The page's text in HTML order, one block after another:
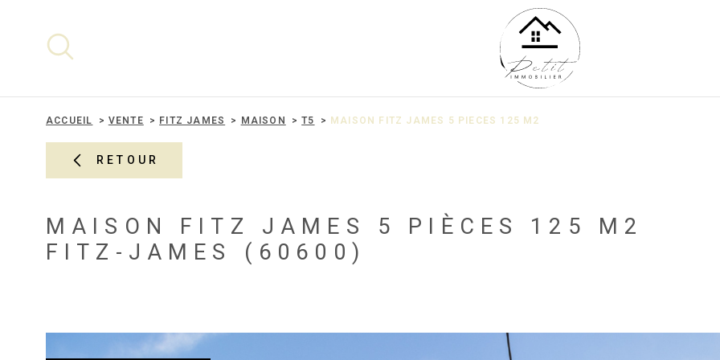
ACCUEIL VENTE FITZ JAMES MAISON T5 MAISON FITZ JAMES 5 PIECES 125 M2
RETOUR
MAISON FITZ JAMES 5 PIÈCES 125 M2
FITZ-JAMES (60600)